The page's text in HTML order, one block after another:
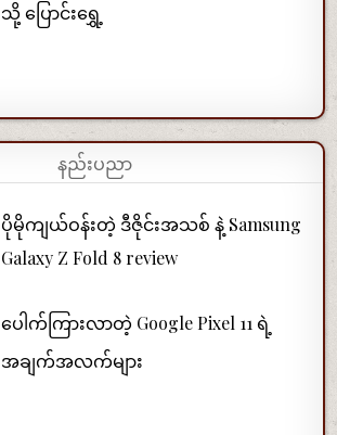
သို့ ပြောင်းရွှေ့
နည်းပညာ
ပိုမိုကျယ်ဝန်းတဲ့ ဒီဇိုင်းအသစ် နဲ့ Samsung
Galaxy Z Fold 8 review
ပေါက်ကြားလာတဲ့ Google Pixel 11 ရဲ့
အချက်အလက်များ